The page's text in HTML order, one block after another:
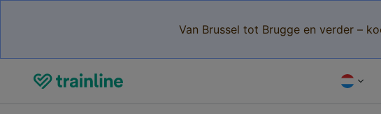
Van Brussel tot Brugge en verder –